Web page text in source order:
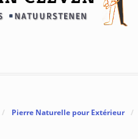
/ Pierre Naturelle pour Extérieur /